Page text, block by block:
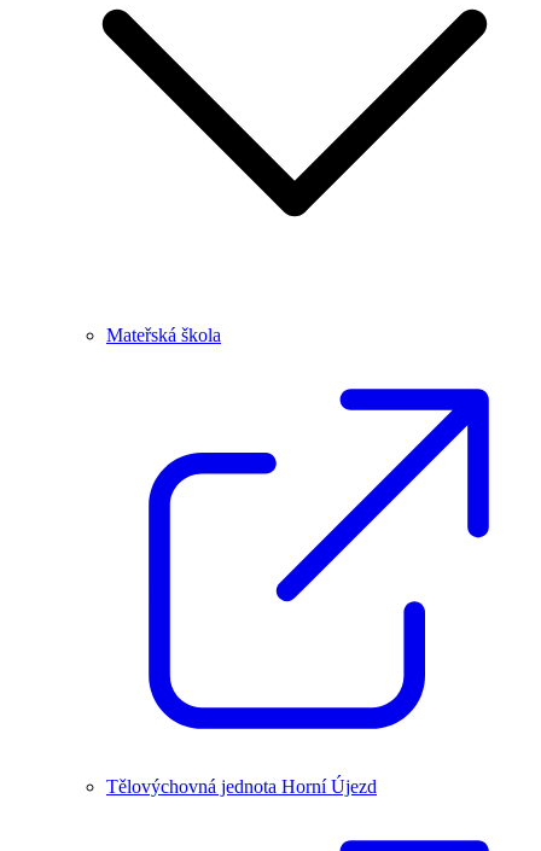
Mateřská škola
Tělovýchovná jednota Horní Újezd